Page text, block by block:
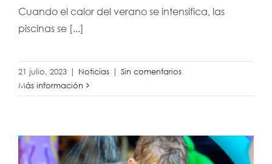
Cuando el calor del verano se intensifica, las
piscinas se [...]
21 julio, 2023 | Noticias | Sin comentarios
Más información